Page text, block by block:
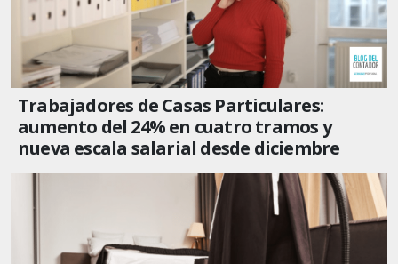
Trabajadores de Casas Particulares:
aumento del 24% en cuatro tramos y
nueva escala salarial desde diciembre